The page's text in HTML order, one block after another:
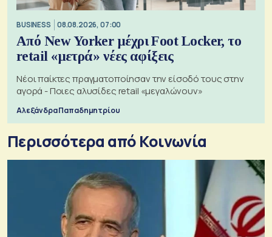
BUSINESS 08.08.2026, 07:00
Από New Yorker μέχρι Foot Locker, το
retail «μετρά» νέες αφίξεις
Νέοι παίκτες πραγματοποίησαν την είσοδό τους στην
αγορά - Ποιες αλυσίδες retail «μεγαλώνουν»
Αλεξάνδρα Παπαδημητρίου
Περισσότερα από Κοινωνία